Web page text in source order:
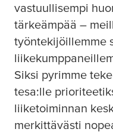
vastuullisempi
tärkeämpää –
työntekijöillemme
Siksi pyrimme
tesa:lle
liiketoiminnan
merkittävästi